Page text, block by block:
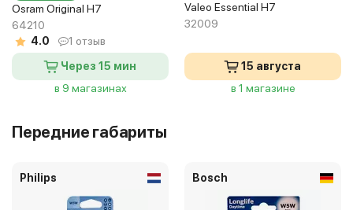
Osram Original H7
64210
4.0
1 отзыв
Через 15 мин
в 9 магазинах
Valeo Essential H7
32009
15 августа
в 1 магазине
Передние габариты
Philips Bosch